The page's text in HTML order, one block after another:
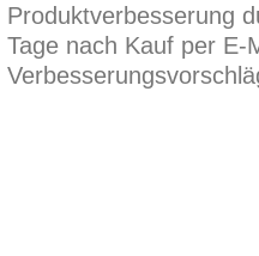
Produktverbesserung
Tage nach Kauf per E-